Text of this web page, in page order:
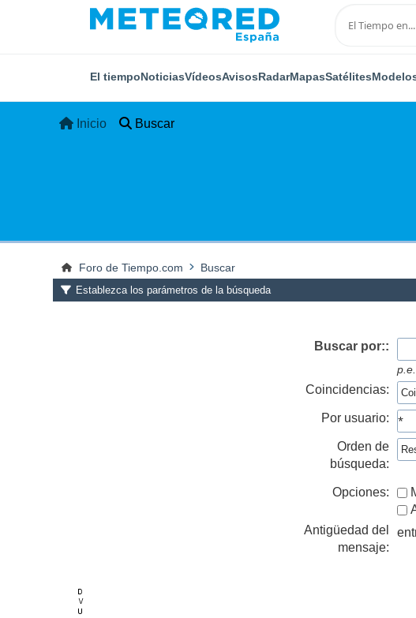
El tiempoNoticiasVídeosAvisosRadarMapasSatélites
Inicio Buscar
Foro de Tiempo.com Buscar
Establezca los parámetros de la búsqueda
Buscar por::
p.e.
Coincidencias:
Por usuario:
Orden de
búsqueda:
Opciones:
Antigüedad del
mensaje: